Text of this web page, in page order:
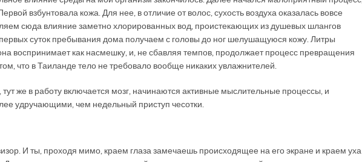
взбунтовала кожа. Для нее, в отличие от волос, сухость воздуха оказалась вовсе
сюда влияние заметно хлорированных вод, проистекающих из душевых шлангов
суток пребывания дома получаем с головы до ног шелушащуюся кожу. Литры
воспринимает как насмешку, и, не сбавляя темпов, продолжает процесс превращения
что в Таиланде тело не требовало вообще никаких увлажнителей.
тут же в работу включается мозг, начинаются активные мыслительные процессы, и
удручающими, чем недельный приступ чесотки.
И ты, проходя мимо, краем глаза замечаешь происходящее на его экране и краем уха